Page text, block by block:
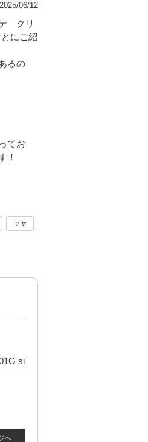
2025/06/12
クリ
にご紹
るの
てお
！
ツヤ
si
へ